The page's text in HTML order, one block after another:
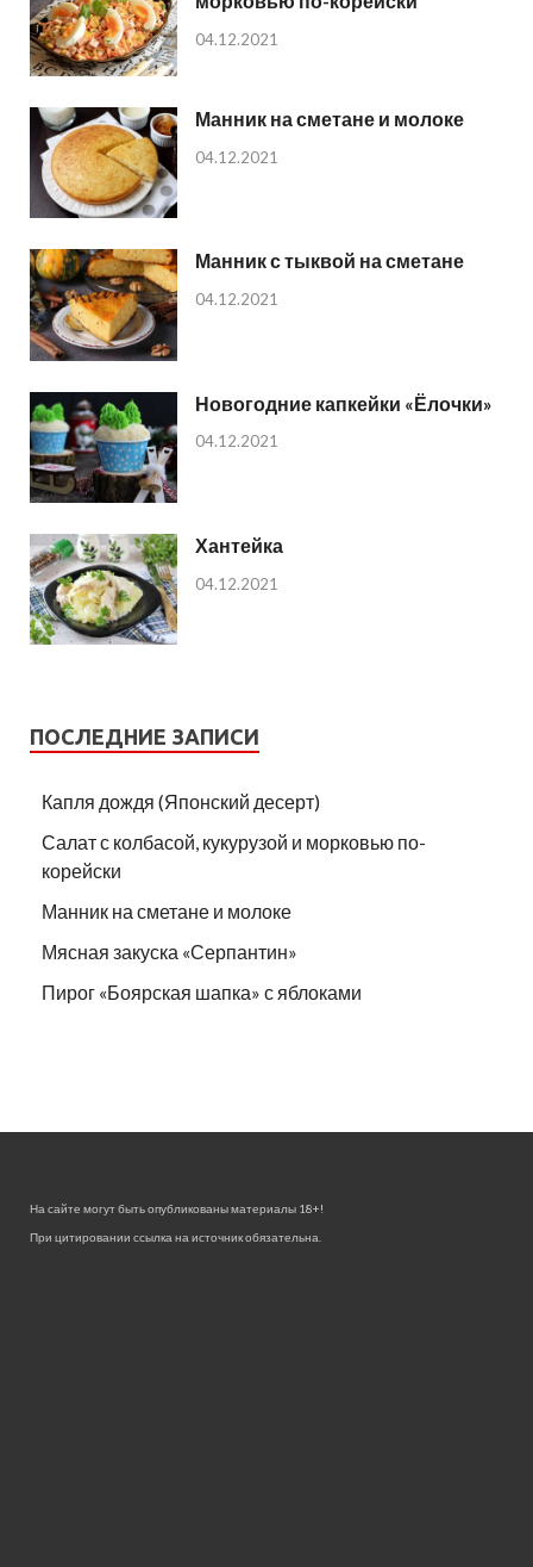
04.12.2021
Манник на сметане и молоке
04.12.2021
Манник с тыквой на сметане
04.12.2021
Новогодние капкейки «Ёлочки»
04.12.2021
Хантейка
04.12.2021
ПОСЛЕДНИЕ ЗАПИСИ
Капля дождя (Японский десерт)
Салат с колбасой, кукурузой и морковью по-
корейски
Манник на сметане и молоке
Мясная закуска «Серпантин»
Пирог «Боярская шапка» с яблоками
На сайте могут быть опубликованы материалы 18+!
При цитировании ссылка на источник обязательна.